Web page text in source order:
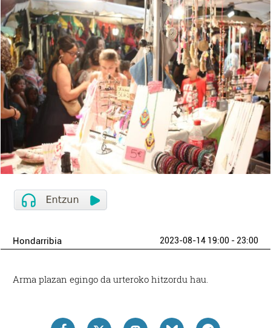
Hondarribia 2023-08-14 19:00 - 23:00
Arma plazan egingo da urteroko hitzordu hau.